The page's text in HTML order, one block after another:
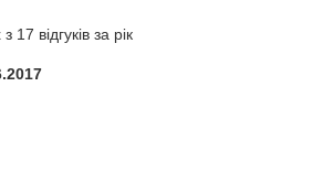
17 відгуків за рік